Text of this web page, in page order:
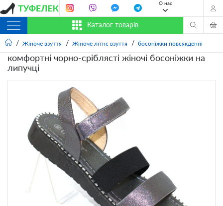
О нас
Каталог товарів
Жіноче взуття Жіноче літнє взуття босоніжки повсякденні
комфортні чорно-сріблясті жіночі босоніжки на
липучці